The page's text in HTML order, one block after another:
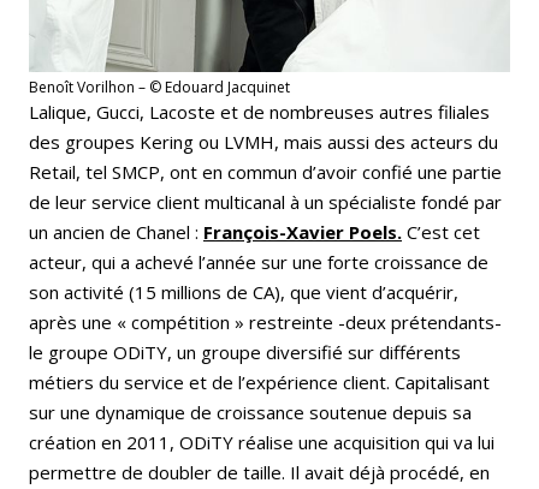
Benoît Vorilhon – © Edouard Jacquinet
Lalique, Gucci, Lacoste et de nombreuses autres filiales
des groupes Kering ou LVMH, mais aussi des acteurs du
Retail, tel SMCP, ont en commun d’avoir confié une partie
de leur service client multicanal à un spécialiste fondé par
un ancien de Chanel : François-Xavier Poels. C’est cet
acteur, qui a achevé l’année sur une forte croissance de
son activité (15 millions de CA), que vient d’acquérir,
après une « compétition » restreinte -deux prétendants-
le groupe ODiTY, un groupe diversifié sur différents
métiers du service et de l’expérience client. Capitalisant
sur une dynamique de croissance soutenue depuis sa
création en 2011, ODiTY réalise une acquisition qui va lui
permettre de doubler de taille. Il avait déjà procédé, en